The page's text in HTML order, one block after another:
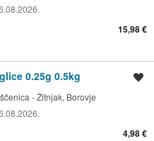
15,98 €
0.25g 0.5kg
- Žitnjak, Borovje
4,98 €